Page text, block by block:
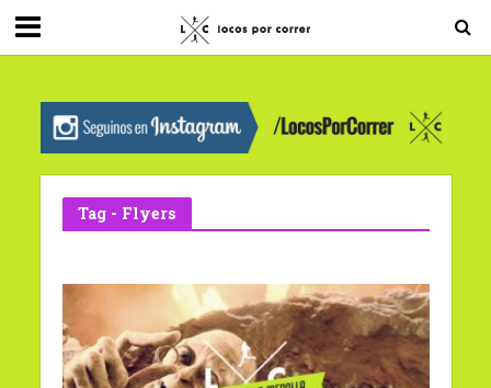
G-0X2PD3RFLV
Tag - Flyers